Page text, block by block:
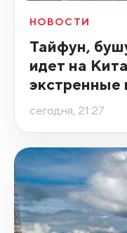
НОВОСТИ
Тайфун,
идет на
экстренные
сегодня, 21:27